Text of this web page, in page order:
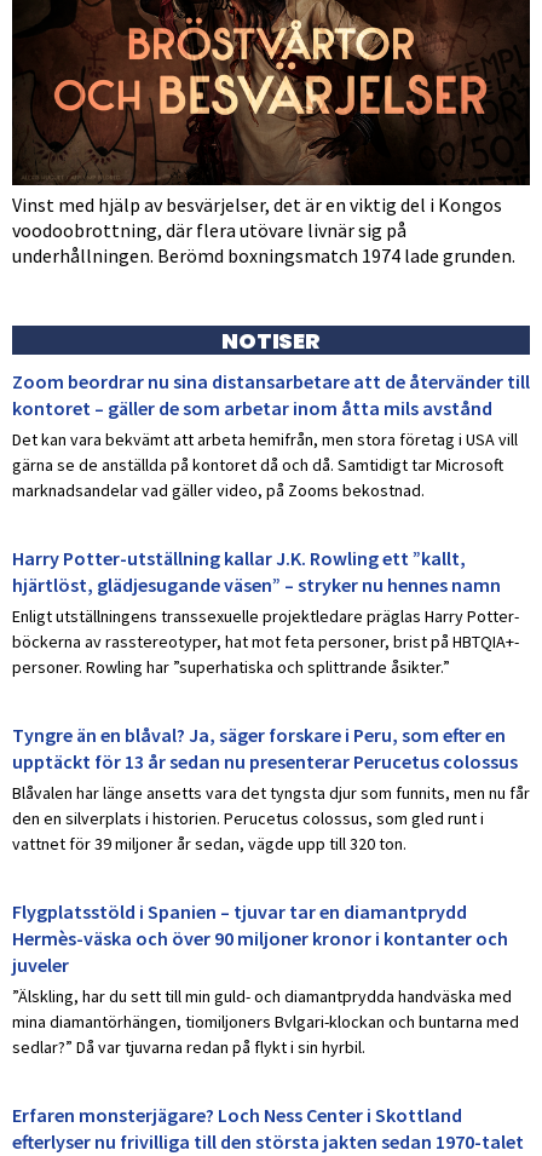
Vinst med hjälp av besvärjelser, det är en viktig del i Kongos
voodoobrottning, där flera utövare livnär sig på
underhållningen. Berömd boxningsmatch 1974 lade grunden.
NOTISER
Zoom beordrar nu sina distansarbetare att de återvänder till
kontoret – gäller de som arbetar inom åtta mils avstånd
Det kan vara bekvämt att arbeta hemifrån, men stora företag i USA vill
gärna se de anställda på kontoret då och då. Samtidigt tar Microsoft
marknadsandelar vad gäller video, på Zooms bekostnad.
Harry Potter-utställning kallar J.K. Rowling ett ”kallt,
hjärtlöst, glädjesugande väsen” – stryker nu hennes namn
Enligt utställningens transsexuelle projektledare präglas Harry Potter-
böckerna av rasstereotyper, hat mot feta personer, brist på HBTQIA+-
personer. Rowling har ”superhatiska och splittrande åsikter.”
Tyngre än en blåval? Ja, säger forskare i Peru, som efter en
upptäckt för 13 år sedan nu presenterar Perucetus colossus
Blåvalen har länge ansetts vara det tyngsta djur som funnits, men nu får
den en silverplats i historien. Perucetus colossus, som gled runt i
vattnet för 39 miljoner år sedan, vägde upp till 320 ton.
Flygplatsstöld i Spanien – tjuvar tar en diamantprydd
Hermès-väska och över 90 miljoner kronor i kontanter och
juveler
”Älskling, har du sett till min guld- och diamantprydda handväska med
mina diamantörhängen, tiomiljoners Bvlgari-klockan och buntarna med
sedlar?” Då var tjuvarna redan på flykt i sin hyrbil.
Erfaren monsterjägare? Loch Ness Center i Skottland
efterlyser nu frivilliga till den största jakten sedan 1970-talet